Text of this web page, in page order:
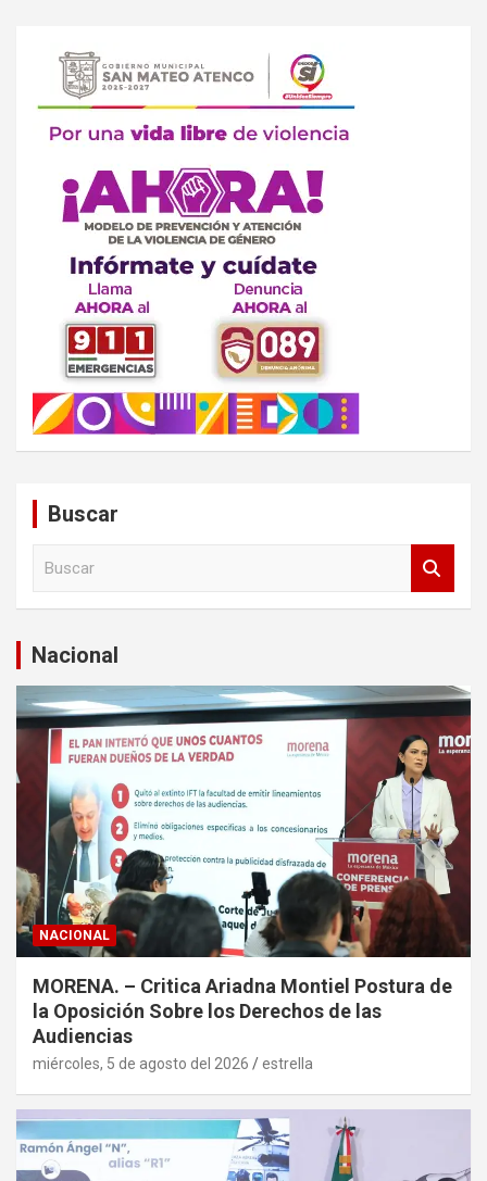
Buscar
a
r
Nacional
NACIONAL
MORENA. – Critica Ariadna Montiel Postura de
la Oposición Sobre los Derechos de las
Audiencias
miércoles, 5 de agosto del 2026 estrella